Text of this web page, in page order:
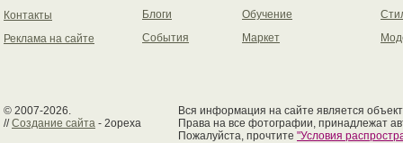
Контакты
Реклама на сайте
Блоги
События
Обучение
Маркет
© 2007-2026.
//Создание сайта - 2opexa
Вся информация на сайте является
Права на все фотографии, принадлежат
Пожалуйста, прочтите "Условия